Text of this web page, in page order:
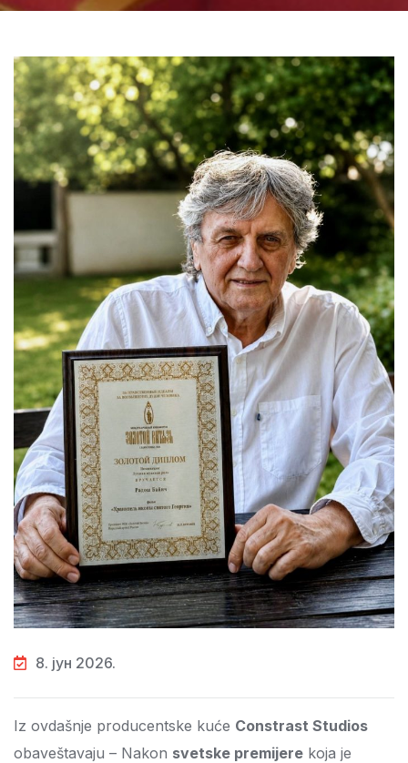
8. јун 2026.
Iz ovdašnje producentske kuće Constrast Studios
obaveštavaju – Nakon svetske premijere koja je